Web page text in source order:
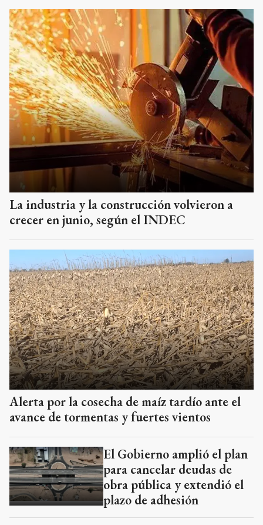
La industria y la construcción volvieron a
crecer en junio, según el INDEC
Alerta por la cosecha de maíz tardío ante el
avance de tormentas y fuertes vientos
El Gobierno amplió el plan
para cancelar deudas de
obra pública y extendió el
plazo de adhesión